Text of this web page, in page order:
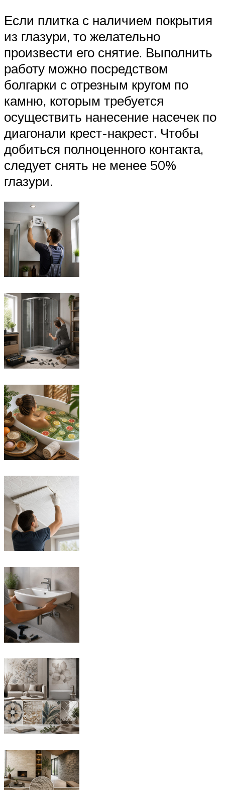
Если плитка с наличием покрытия
из глазури, то желательно
произвести его снятие. Выполнить
работу можно посредством
болгарки с отрезным кругом по
камню, которым требуется
осуществить нанесение насечек по
диагонали крест-накрест. Чтобы
добиться полноценного контакта,
следует снять не менее 50%
глазури.